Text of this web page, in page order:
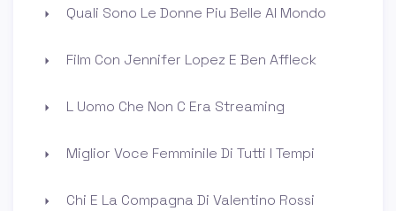
Quali Sono Le Donne Piu Belle Al Mondo
Film Con Jennifer Lopez E Ben Affleck
L Uomo Che Non C Era Streaming
Miglior Voce Femminile Di Tutti I Tempi
Chi E La Compagna Di Valentino Rossi